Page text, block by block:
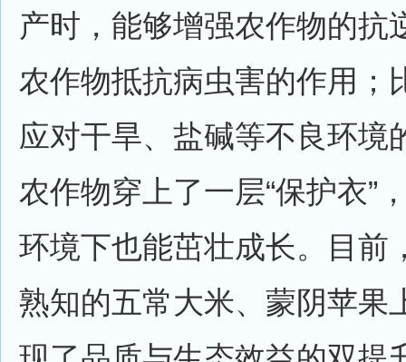
产时，能够增强农作物的抗
农作物抵抗病虫害的作用；
应对干旱、盐碱等不良环境
农作物穿上了一层“保护衣”
环境下也能茁壮成长。目前
熟知的五常大米、蒙阴苹果